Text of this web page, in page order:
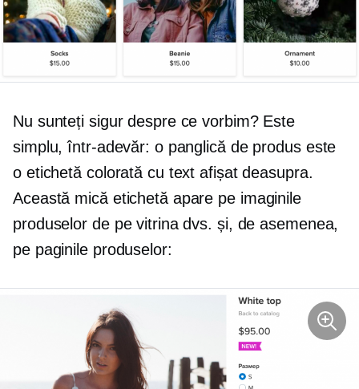
Nu sunteți sigur despre ce vorbim? Este
simplu, într-adevăr: o panglică de produs este
o etichetă colorată cu text afișat deasupra.
Această mică etichetă apare pe imaginile
produselor de pe vitrina dvs. și, de asemenea,
pe paginile produselor: